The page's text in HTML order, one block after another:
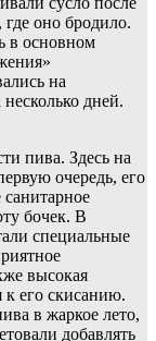
оно бродило.
в основном
на
дней.
пива. Здесь на
очередь, его
бочек. В
специальные
высокая
к его скисанию.
в жаркое лето,
добавлять